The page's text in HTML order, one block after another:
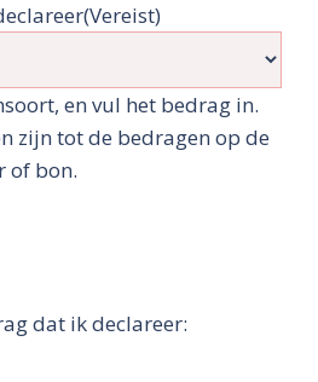
(Vereist)
en vul het bedrag in.
zijn tot de bedragen op de
of bon.
dat ik declareer: